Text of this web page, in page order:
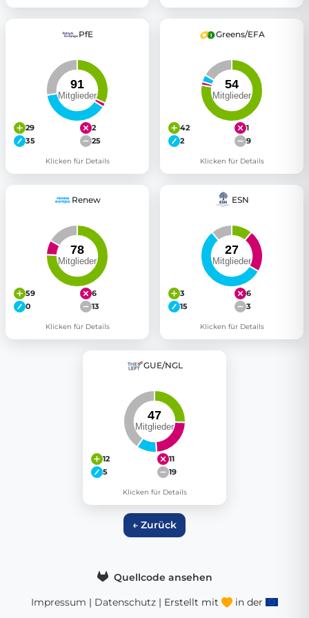
PfE
29
2
35
25
Klicken für Details
Greens/EFA
42
1
2
9
Klicken für Details
Renew
59
6
0
13
Klicken für Details
ESN
3
6
15
3
Klicken für Details
GUE/NGL
12
11
5
19
Klicken für Details
← Zurück
Quellcode ansehen
Impressum | Datenschutz | Erstellt mit in der